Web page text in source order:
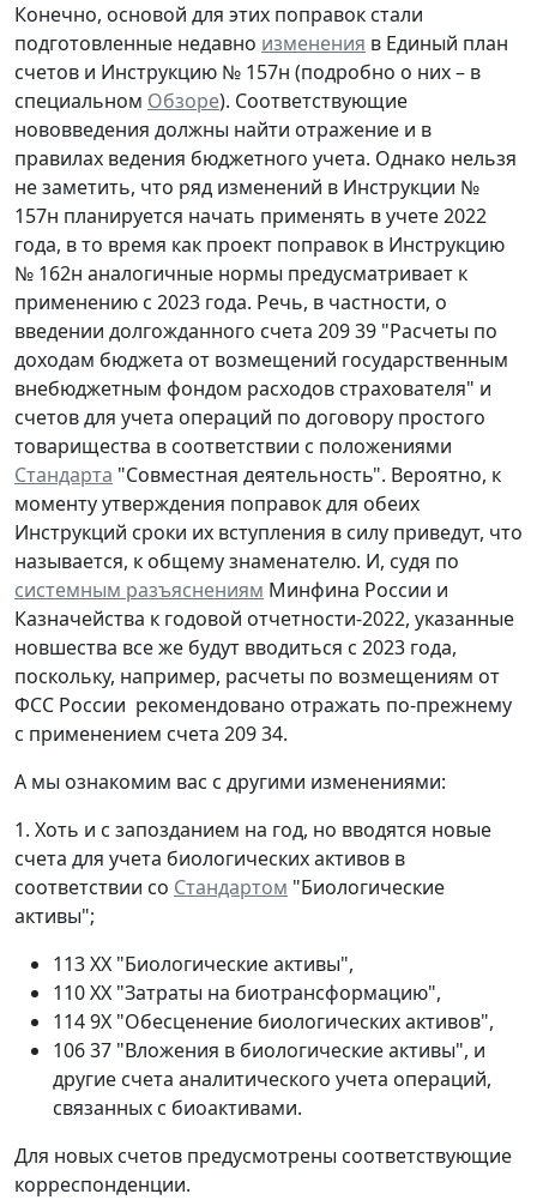
Конечно, основой для этих поправок стали
подготовленные недавно изменения в Единый план
счетов и Инструкцию № 157н (подробно о них – в
специальном Обзоре). Соответствующие
нововведения должны найти отражение и в
правилах ведения бюджетного учета. Однако нельзя
не заметить, что ряд изменений в Инструкции №
157н планируется начать применять в учете 2022
года, в то время как проект поправок в Инструкцию
№ 162н аналогичные нормы предусматривает к
применению с 2023 года. Речь, в частности, о
введении долгожданного счета 209 39 "Расчеты по
доходам бюджета от возмещений государственным
внебюджетным фондом расходов страхователя" и
счетов для учета операций по договору простого
товарищества в соответствии с положениями
Стандарта "Совместная деятельность". Вероятно, к
моменту утверждения поправок для обеих
Инструкций сроки их вступления в силу приведут, что
называется, к общему знаменателю. И, судя по
системным разъяснениям Минфина России и
Казначейства к годовой отчетности-2022, указанные
новшества все же будут вводиться с 2023 года,
поскольку, например, расчеты по возмещениям от
ФСС России рекомендовано отражать по-прежнему
с применением счета 209 34.
А мы ознакомим вас с другими изменениями:
1. Хоть и с запозданием на год, но вводятся новые
счета для учета биологических активов в
соответствии со Стандартом "Биологические
активы";
113 ХХ "Биологические активы",
110 ХХ "Затраты на биотрансформацию",
114 9Х "Обесценение биологических активов",
106 37 "Вложения в биологические активы", и
другие счета аналитического учета операций,
связанных с биоактивами.
Для новых счетов предусмотрены соответствующие
корреспонденции.